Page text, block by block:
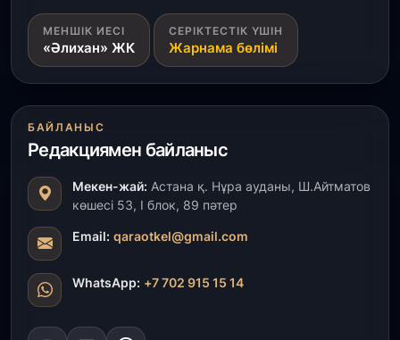
31 шілде, 2026
Ақмола облысындағы кездесуде кәсіпкерлер мен
ұстаздар «Әділет» партиясына өз ұсыныстарын
айтты
ҚР Президенті Орталық Азия елдеріне
ұзақмерзімді ынтымақтастық жоспарын әзірлеуді
ұсынды
31 шілде, 2026
«Ауыл аманаты»: Түркістанда 30,2 млрд теңгеге
4 223 жоба қаржыландырылды
31 шілде, 2026
толық ауыз сумен қамтылды
МЕНШІК ИЕСІ
«Әлихан» ЖК
СЕРІКТЕСТІК ҮШІН
Жарнама бөлімі
БАЙЛАНЫС
Редакциямен байланыс
Мекен-жай: Астана қ. Нұра ауданы, Ш.Айтматов
көшесі 53, І блок, 89 пәтер
Email: qaraotkel@gmail.com
WhatsApp: +7 702 915 15 14